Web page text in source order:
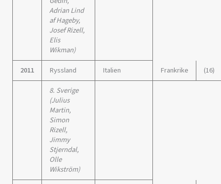
Adrian Lind
af Hageby,
Josef Rizell,
Elis
Wikman)
2011
Ryssland Italien Frankrike
(16)
8. Sverige
(Julius
Martin,
Simon
Rizell,
Jimmy
Stjerndal,
Olle
Wikström)